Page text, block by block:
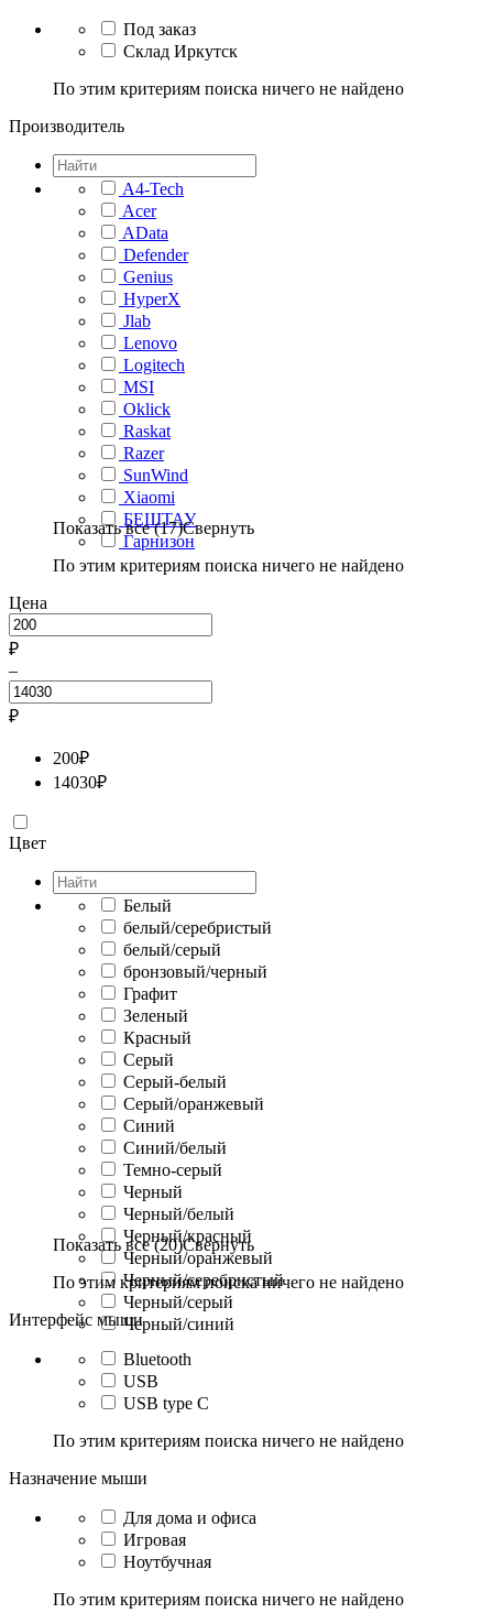
Под заказ
Склад Иркутск
По этим критериям поиска ничего не найдено
Производитель
A4-Tech
Acer
AData
Defender
Genius
HyperX
Jlab
Lenovo
Logitech
MSI
Oklick
Raskat
Razer
SunWind
Xiaomi
БЕШТАУ
Гарнизон
Показать все (17)Свернуть
По этим критериям поиска ничего не найдено
Цена
₽
–
₽
200₽
14030₽
Цвет
Белый
белый/серебристый
белый/серый
бронзовый/черный
Графит
Зеленый
Красный
Серый
Серый-белый
Серый/оранжевый
Синий
Синий/белый
Темно-серый
Черный
Черный/белый
Черный/красный
Черный/оранжевый
Черный/серебристый
Черный/серый
Черный/синий
Показать все (20)Свернуть
По этим критериям поиска ничего не найдено
Интерфейс мыши
Bluetooth
USB
USB type C
По этим критериям поиска ничего не найдено
Назначение мыши
Для дома и офиса
Игровая
Ноутбучная
По этим критериям поиска ничего не найдено